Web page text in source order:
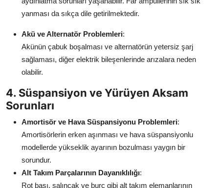
yanması da sıkça dile getirilmektedir.
Akü ve Alternatör Problemleri:
Akünün çabuk boşalması ve alternatörün yetersiz şarj
sağlaması, diğer elektrik bileşenlerinde arızalara neden
olabilir.
4. Süspansiyon ve Yürüyen Aksam
Sorunları
Amortisör ve Hava Süspansiyonu Problemleri:
Amortisörlerin erken aşınması ve hava süspansiyonlu
modellerde yükseklik ayarının bozulması yaygın bir
sorundur.
Alt Takım Parçalarının Dayanıklılığı:
Rot başı, salıncak ve burç gibi alt takım elemanlarının